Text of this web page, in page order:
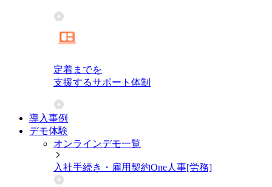
定着までを
支援するサポート体制
導入事例
デモ体験
オンラインデモ一覧
入社手続き・雇用契約One人事[労務]